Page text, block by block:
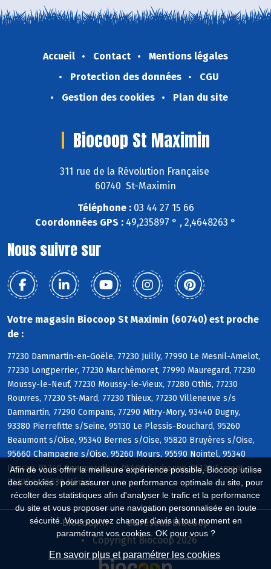
Afin de vous offrir la meilleure expérience possible, Biocoop utilise
des cookies : pour assurer une performance optimale du site, pour
récolter des statistiques afin d'analyser le trafic et la performance
du site et vous proposer une navigation personnalisée en toute
sécurité. Vous pouvez changer d'avis à tout moment en
paramétrant vos cookies. OK pour vous ?
En savoir plus et paramétrer les cookies
Accueil Contact
Mentions légales
Protection des données
CGU
Gestion des cookies
Plan du site
Biocoop St Maximin
311 rue de la Révolution Française
60740 St-Maximin
Téléphone :03 44 27 15 66
Coordonnées GPS : 49,235897 ° , 2,4648263 °
Nous suivre sur
Votre magasin Biocoop St Maximin (60740) est proche
de :
77230 Dammartin-en-Goële, 77230 Juilly, 77990 Le Mesnil-Amelot,
77230 Longperrier, 77230 Marchémoret, 77990 Mauregard, 77230
Moussy-le-Neuf, 77230 Moussy-le-Vieux, 77280 Othis, 77230
Rouvres, 77230 St-Mard, 77230 Thieux, 77230 Villeneuve s/s
Dammartin, 77290 Compans, 77290 Mitry-Mory, 93440 Dugny,
93380 Pierrefitte s/Seine, 95130 Le Plessis-Bouchard, 95260
Beaumont s/Oise, 95340 Bernes s/Oise, 95820 Bruyères s/Oise,
95660 Champagne s/Oise, 95260 Mours, 95590 Nointel, 95340
Persan, 95340 Ronquerolles, 95600 Eaubonne, 95120 Ermont,
95290 L, 95630 Mériel
Biocoop.fr
Le réseau Biocoop
Copyright Biocoop 2026